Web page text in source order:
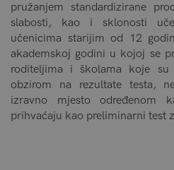
pružanjem standardizirane
slabosti, kao i sklonosti
učenicima starijim od 12
akademskoj godini u kojoj se
roditeljima i školama koje su
obzirom na rezultate testa,
izravno mjesto određenom
prihvaćaju kao preliminarni test